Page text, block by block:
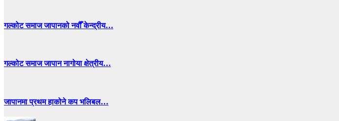
गल्कोट समाज जापानको नवौँ केन्द्रीय…
गल्कोट समाज जापान नागोया क्षेत्रीय…
जापानमा प्रथम हाकोने कप भलिबल…